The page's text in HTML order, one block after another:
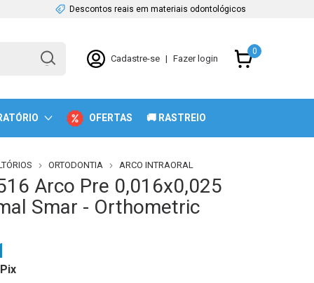
Descontos reais em materiais odontológicos
Cadastre-se | Fazer login
0
OFERTAS 🚚 RASTREIO
ORTODONTIA ARCO INTRAORAL
Arco Pre 0,016x0,025
Smar - Orthometric
Pix